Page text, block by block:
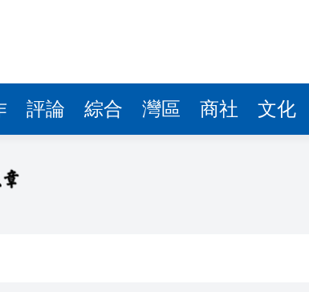
評論 綜合 灣區 商社 文化
幹出真才
價值重估」時刻
酒 網友：千億老闆這鬆弛感絕了